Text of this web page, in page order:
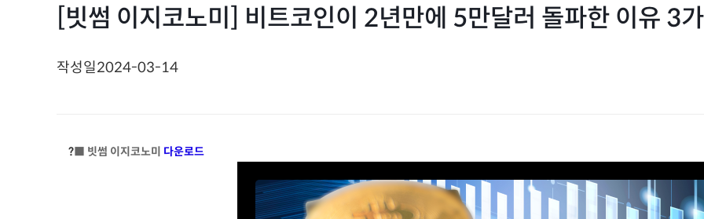
[빗썸 이지코노미] 비트코인이 2년만에 5만달러 돌파한 이유 3
작성일2024-03-14
?■ 빗썸 이지코노미 다운로드